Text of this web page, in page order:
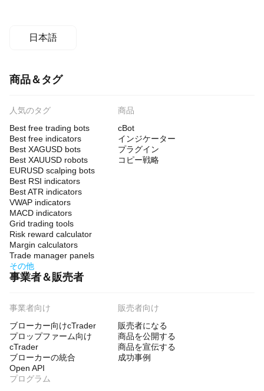
日本語
商品＆タグ
人気のタグ
Best free trading bots
Best free indicators
Best XAGUSD bots
Best XAUUSD robots
EURUSD scalping bots
Best RSI indicators
Best ATR indicators
VWAP indicators
MACD indicators
Grid trading tools
Risk reward calculator
Margin calculators
Trade manager panels
その他
商品
cBot
インジケーター
プラグイン
コピー戦略
事業者＆販売者
事業者向け
ブローカー向けcTrader
プロップファーム向け
cTrader
ブローカーの統合
Open API
販売者向け
販売者になる
商品を公開する
商品を宣伝する
成功事例
プログラム